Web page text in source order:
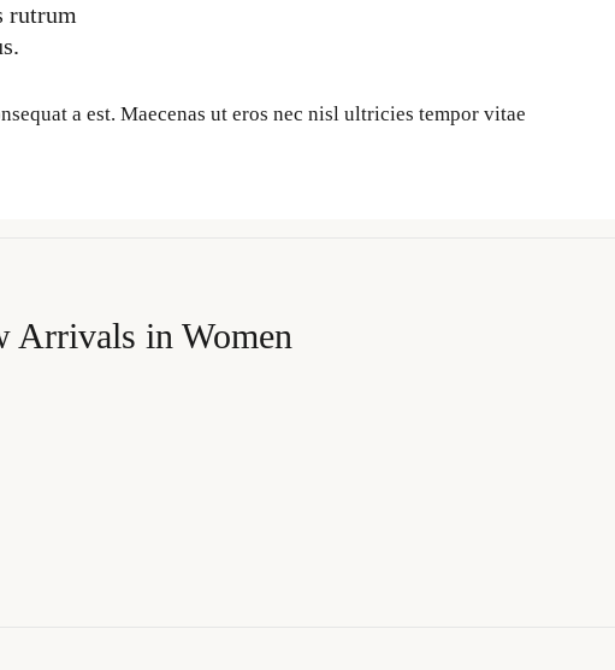
rutrum
a est. Maecenas ut eros nec nisl ultricies tempor vitae
Arrivals in Women